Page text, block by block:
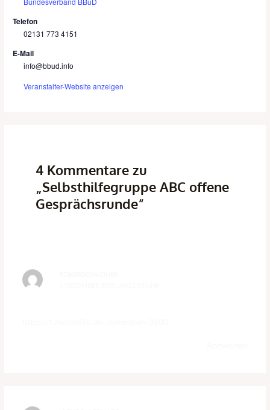
Telefon
02131 773 4151
E-Mail
info@bbud.info
Veranstalter-Website anzeigen
4 Kommentare zu
„Selbsthilfegruppe ABC offene
Gesprächsrunde“